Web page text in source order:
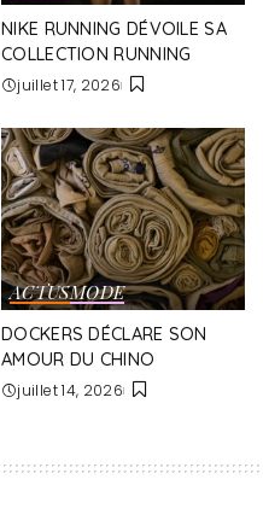
NIKE RUNNING DÉVOILE SA
COLLECTION RUNNING
juillet 17, 2026
ACTUSMODE
DOCKERS DÉCLARE SON
AMOUR DU CHINO
juillet 14, 2026